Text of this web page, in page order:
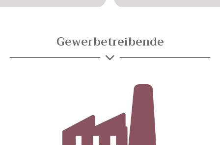
Gewerbetreibende